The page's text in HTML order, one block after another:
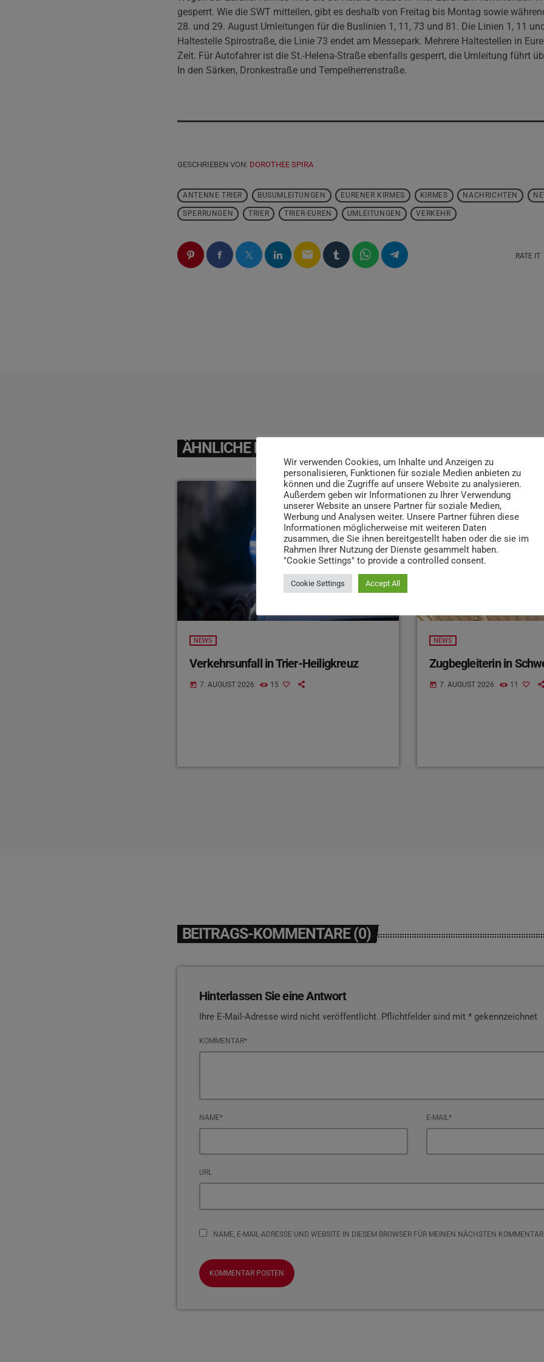
gesperrt. Wie die SWT mitteilen, gibt es deshalb von Freitag bis Montag sowie
28. und 29. August Umleitungen für die Buslinien 1, 11, 73 und 81. Die Linien 1, 11
Haltestelle Spirostraße, die Linie 73 endet am Messepark. Mehrere Haltestellen in
Zeit. Für Autofahrer ist die St.-Helena-Straße ebenfalls gesperrt, die Umleitung führt
In den Särken, Dronkestraße und Tempelherrenstraße.
GESCHRIEBEN VON: DOROTHEE SPIRA
ANTENNE TRIER BUSUMLEITUNGEN EURENER KIRMES KIRMES NACHRICHTEN
SPERRUNGEN TRIER TRIER-EUREN UMLEITUNGEN VERKEHR
email RATE IT
ÄHNLICHE BEITRÄGE
insert_link
NEWS
Verkehrsunfall in Trier-Heiligkreuz
today 7. AUGUST 2026 15
NEWS
Zugbegleiterin in
today 7. AUGUST 2026 11
BEITRAGS-KOMMENTARE (0)
Hinterlassen Sie eine Antwort
Ihre E-Mail-Adresse wird nicht veröffentlicht. Pflichtfelder sind mit * gekennzeichnet
KOMMENTAR*
NAME* E-MAIL*
URL
NAME, E-MAIL-ADRESSE UND WEBSITE IN DIESEM BROWSER FÜR MEINEN NÄCHSTEN
Wir verwenden Cookies, um Inhalte und Anzeigen zu
personalisieren, Funktionen für soziale Medien anbieten zu
können und die Zugriffe auf unsere Website zu analysieren.
Außerdem geben wir Informationen zu Ihrer Verwendung
unserer Website an unsere Partner für soziale Medien,
Werbung und Analysen weiter. Unsere Partner führen diese
Informationen möglicherweise mit weiteren Daten
zusammen, die Sie ihnen bereitgestellt haben oder die sie im
Rahmen Ihrer Nutzung der Dienste gesammelt haben.
"Cookie Settings" to provide a controlled consent.
Cookie Settings Accept All